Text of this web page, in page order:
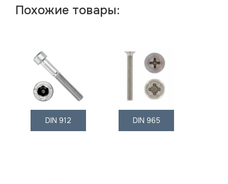
Похожие товары:
DIN 912 DIN 965